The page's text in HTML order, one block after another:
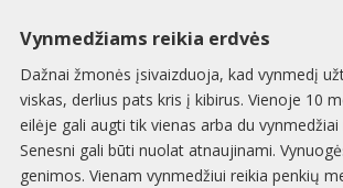
Vynmedžiams reikia erdvės
Dažnai žmonės įsivaizduoja, kad vynmedį
viskas, derlius pats kris į kibirus. Vienoje 10
eilėje gali augti tik vienas arba du
Senesni gali būti nuolat atnaujinami.
genimos. Vienam vynmedžiui reikia penkių